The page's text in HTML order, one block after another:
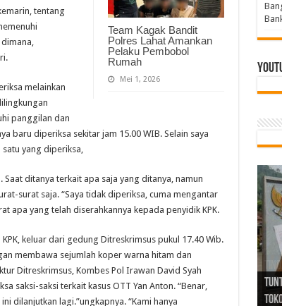
Team Kagak Bandit
Polres Lahat Amankan
Pelaku Pembobol
Rumah
Mei 1, 2026
tentang
melainkan
panggilan dan
baru diperiksa sekitar jam 15.00 WIB. Selain saya
satu yang diperiksa,
ditanya terkait apa saja yang ditanya, namun
surat saja. “Saya tidak diperiksa, cuma mengantar
apa yang telah diserahkannya kepada penyidik KPK.
keluar dari gedung Ditreskrimsus pukul 17.40 Wib.
membawa sejumlah koper warna hitam dan
Ditreskrimsus, Kombes Pol Irawan David Syah
saksi-saksi terkait kasus OTT Yan Anton. “Benar,
dilanjutkan lagi.”ungkapnya. “Kami hanya